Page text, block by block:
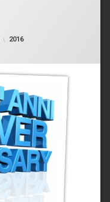
Kategorie:
2016